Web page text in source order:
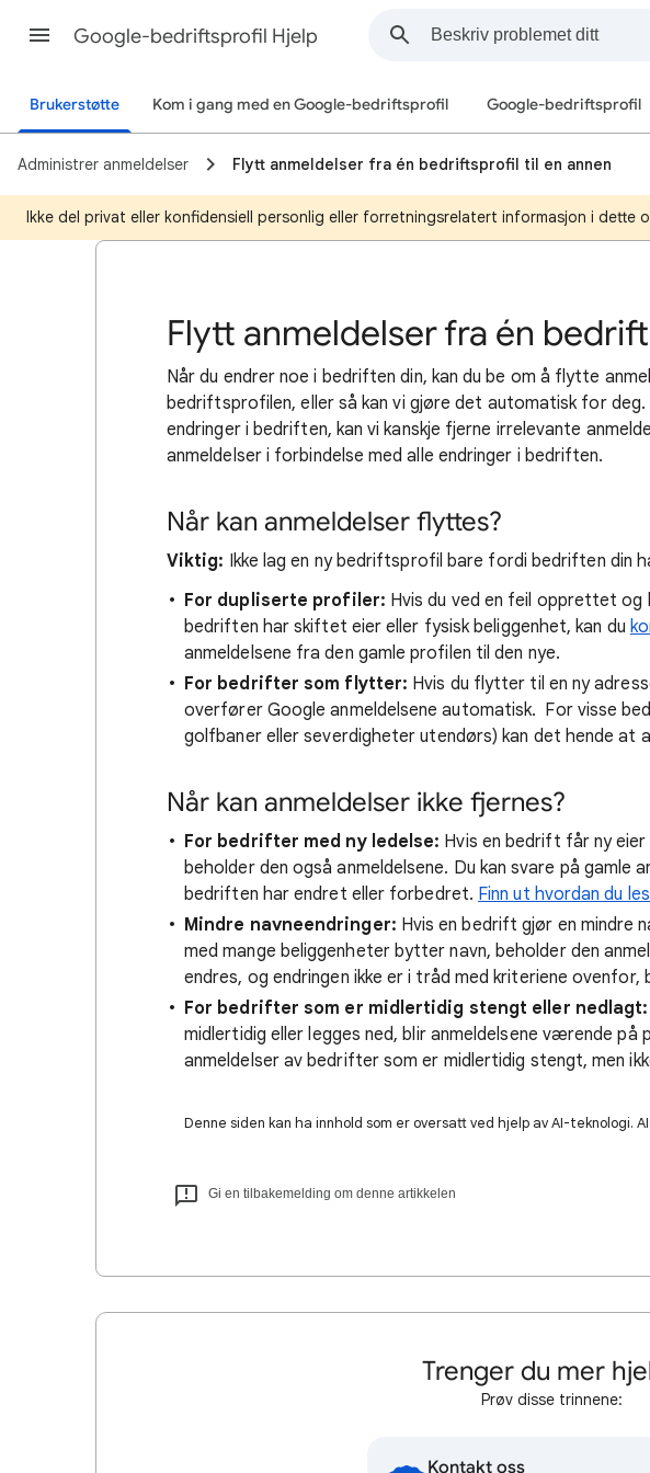
Google-bedriftsprofil Hjelp
Brukerstøtte Kom i gang med en Google-bedriftsprofil Google-bedriftsprofil
Administrer anmeldelser Flytt anmeldelser fra én bedriftsprofil til en annen
Ikke del privat eller konfidensiell personlig eller forretningsrelatert informasjon i dette
Flytt anmeldelser fra én
Når du endrer noe i bedriften din, kan du be om å flytte
bedriftsprofilen, eller så kan vi gjøre det automatisk for deg.
endringer i bedriften, kan vi kanskje fjerne irrelevante
anmeldelser i forbindelse med alle endringer i bedriften.
Når kan anmeldelser flyttes?
Viktig: Ikke lag en ny bedriftsprofil bare fordi bedriften din
For dupliserte profiler: Hvis du ved en feil opprettet
bedriften har skiftet eier eller fysisk beliggenhet, kan du
anmeldelsene fra den gamle profilen til den nye.
For bedrifter som flytter: Hvis du flytter til en ny
overfører Google anmeldelsene automatisk. For visse
golfbaner eller severdigheter utendørs) kan det hende at
Når kan anmeldelser ikke fjernes?
For bedrifter med ny ledelse: Hvis en bedrift får ny
beholder den også anmeldelsene. Du kan svare på gamle
bedriften har endret eller forbedret. Finn ut hvordan du
Mindre navneendringer: Hvis en bedrift gjør en mindre
med mange beliggenheter bytter navn, beholder den
endres, og endringen ikke er i tråd med kriteriene
For bedrifter som er midlertidig stengt eller nedlagt:
midlertidig eller legges ned, blir anmeldelsene værende på
anmeldelser av bedrifter som er midlertidig stengt, men
Denne siden kan ha innhold som er oversatt ved hjelp av AI-teknologi.
Gi en tilbakemelding om denne artikkelen
Trenger du mer
Prøv disse trinnene:
Kontakt oss